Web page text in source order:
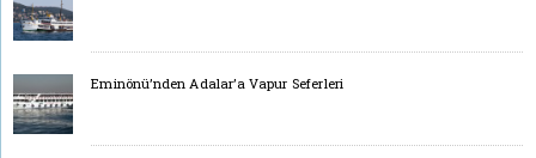
Eminönü’nden Adalar’a Vapur Seferleri